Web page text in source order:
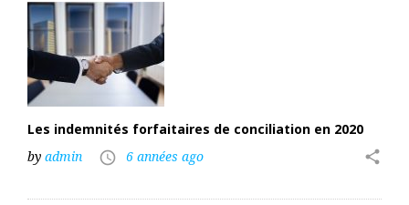
A
c
t
u
a
l
i
t
s
Les indemnités forfaitaires de conciliation en 2020
by admin access_time 6 années ago share